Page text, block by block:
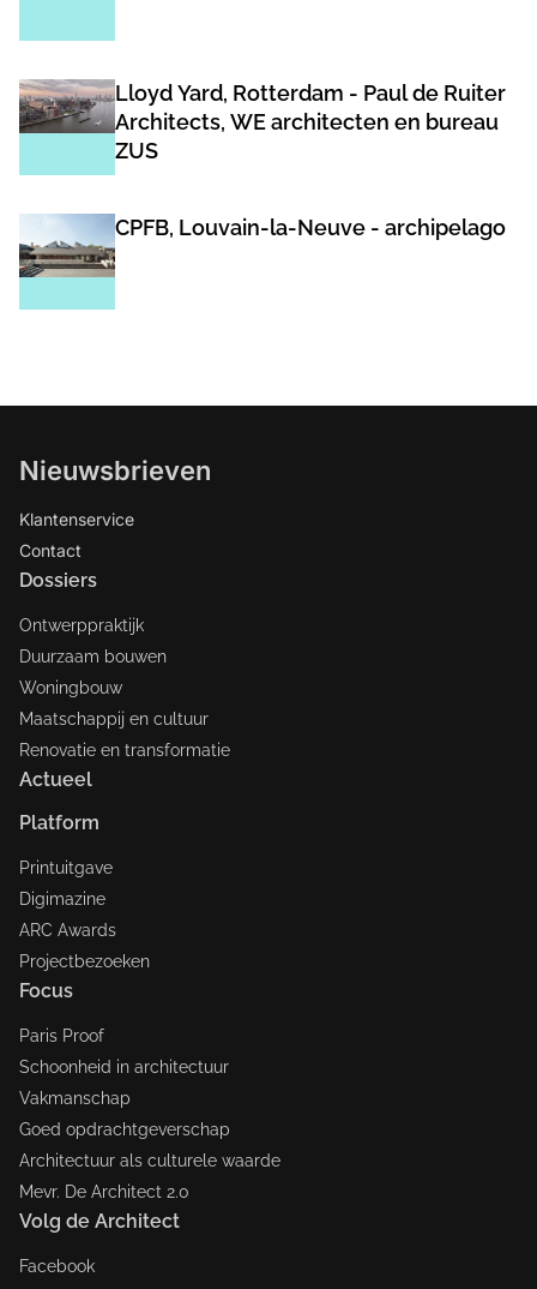
Lloyd Yard, Rotterdam - Paul de Ruiter
Architects, WE architecten en bureau
ZUS
CPFB, Louvain-la-Neuve - archipelago
Nieuwsbrieven
Klantenservice
Contact
Dossiers
Ontwerppraktijk
Duurzaam bouwen
Woningbouw
Maatschappij en cultuur
Renovatie en transformatie
Actueel
Platform
Printuitgave
Digimazine
ARC Awards
Projectbezoeken
Focus
Paris Proof
Schoonheid in architectuur
Vakmanschap
Goed opdrachtgeverschap
Architectuur als culturele waarde
Mevr. De Architect 2.0
Volg de Architect
Facebook